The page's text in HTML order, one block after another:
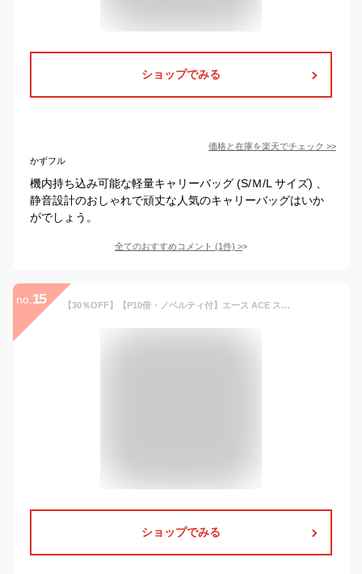
ショップでみる
価格と在庫を楽天でチェック >>
かずフル
機内持ち込み可能な軽量キャリーバッグ (S/Ｍ/L サイズ) 、
静音設計のおしゃれで頑丈な人気のキャリーバッグはいか
がでしょう。
全てのおすすめコメント (1件) >
no. 15 【30％OFF】【P10倍・ノベルティ付】エース ACE スーツケース ラディアル Sサイズ No.06971 機内持込サイズ 32L 旅行 かわいい おしゃれ キャリーケース ジッパーキャリー 国内旅行 出張 radial 4輪【セール品】【返品交換不可】
ショップでみる